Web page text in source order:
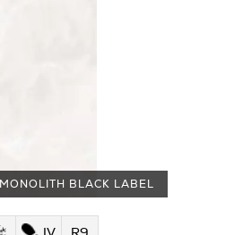
MONOLITH BLACK LABEL